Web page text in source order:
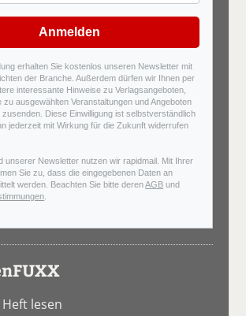
Anmelden
erhalten Sie kostenlos unseren Newsletter mit
der Branche. Außerdem dürfen wir Ihnen per
interessante Hinweise zu Verlagsangeboten,
zu ausgewählten Veranstaltungen und Angeboten
Diese Einwilligung ist selbstverständlich
jederzeit mit Wirkung für die Zukunft widerrufen
unserer Newsletter nutzen wir rapidmail. Mit Ihrer
Sie zu, dass die eingegebenen Daten an
werden. Beachten Sie bitte derenAGB und
lesen